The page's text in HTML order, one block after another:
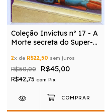
Coleção Invictus nº 17 - A
Morte secreta do Super-
2x de R$22,50 sem juros
R$50,00 R$45,00
R$42,75 com Pix